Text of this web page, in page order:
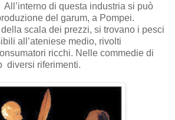
All’interno di questa industria si può
del garum, a Pompei.
scala dei prezzi, si trovano i pesci
all’ateniese medio, rivolti
ricchi. Nelle commedie di
diversi riferimenti.